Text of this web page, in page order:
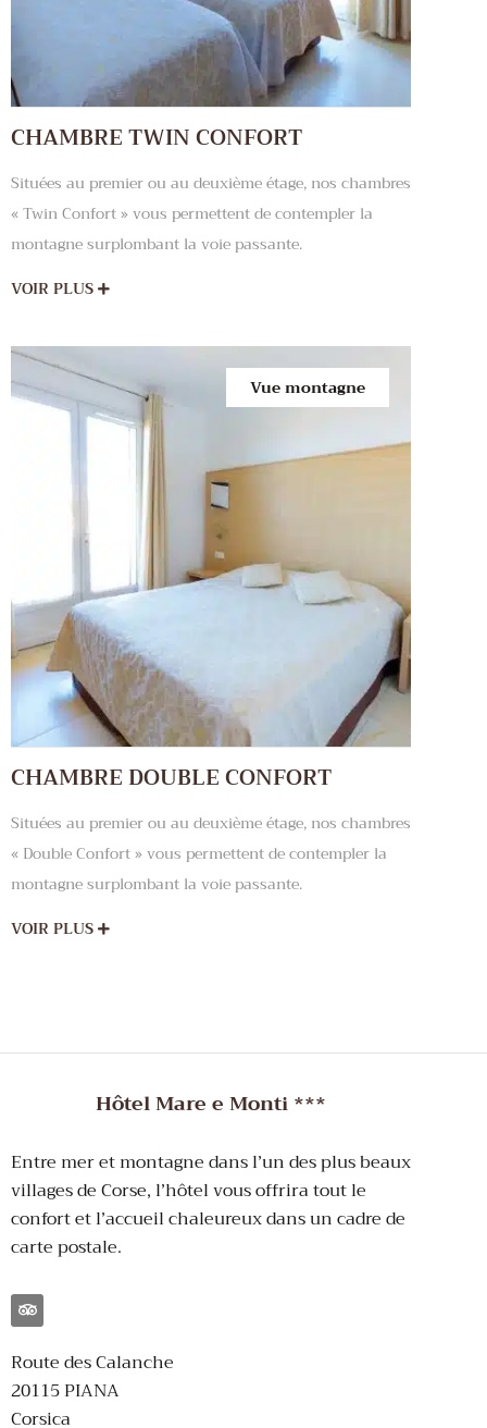
CHAMBRE TWIN CONFORT
Situées au premier ou au deuxième étage, nos chambres
« Twin Confort » vous permettent de contempler la
montagne surplombant la voie passante.
VOIR PLUS
Vue montagne
CHAMBRE DOUBLE CONFORT
Situées au premier ou au deuxième étage, nos chambres
« Double Confort » vous permettent de contempler la
montagne surplombant la voie passante.
VOIR PLUS
Hôtel Mare e Monti ***
Entre mer et montagne dans l’un des plus beaux
villages de Corse, l’hôtel vous offrira tout le
confort et l’accueil chaleureux dans un cadre de
carte postale.
Route des Calanche
20115 PIANA
Corsica